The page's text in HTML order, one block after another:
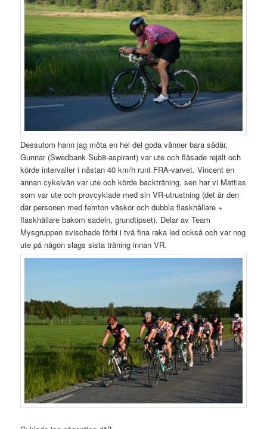
Dessutom hann jag möta en hel del goda vänner bara sådär,
Gunnar (Swedbank Sub8-aspirant) var ute och flåsade rejält och
körde intervaller i nästan 40 km/h runt FRA-varvet. Vincent en
annan cykelvän var ute och körde backträning, sen har vi Mattias
som var ute och provcyklade med sin VR-utrustning (det är den
där personen med femton väskor och dubbla flaskhållare +
flaskhållare bakom sadeln, grundtipset). Delar av Team
Mysgruppen svischade förbi i två fina raka led också och var nog
ute på någon slags sista träning innan VR.